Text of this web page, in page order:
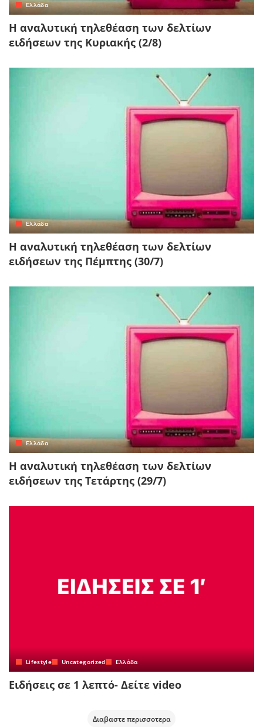
Ελλάδα
Η αναλυτική τηλεθέαση των δελτίων
ειδήσεων της Κυριακής (2/8)
Ελλάδα
Η αναλυτική τηλεθέαση των δελτίων
ειδήσεων της Πέμπτης (30/7)
Ελλάδα
Η αναλυτική τηλεθέαση των δελτίων
ειδήσεων της Τετάρτης (29/7)
Lifestyle Uncategorized Ελλάδα
Ειδήσεις σε 1 λεπτό- Δείτε video
Διαβαστε περισσοτερα